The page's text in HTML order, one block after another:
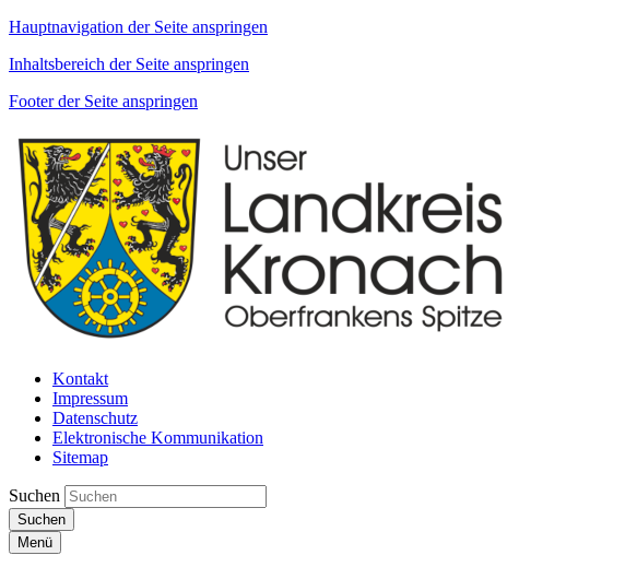
Hauptnavigation der Seite anspringen
Inhaltsbereich der Seite anspringen
Footer der Seite anspringen
Kontakt
Impressum
Datenschutz
Elektronische Kommunikation
Sitemap
Suchen
Suchen
Menü